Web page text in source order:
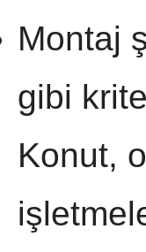
Montaj
gibi
Konut,